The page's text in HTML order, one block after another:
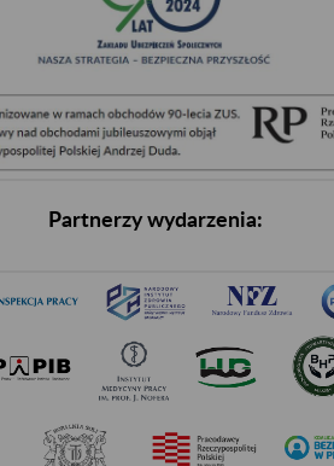
Partnerzy wydarzenia: